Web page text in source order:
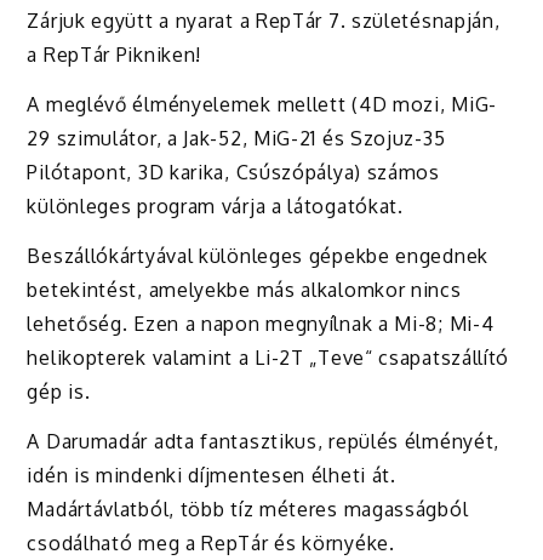
Zárjuk együtt a nyarat a RepTár 7. születésnapján,
a RepTár Pikniken!
A meglévő élményelemek mellett (4D mozi, MiG-
29 szimulátor, a Jak-52, MiG-21 és Szojuz-35
Pilótapont, 3D karika, Csúszópálya) számos
különleges program várja a látogatókat.
Beszállókártyával különleges gépekbe engednek
betekintést, amelyekbe más alkalomkor nincs
lehetőség. Ezen a napon megnyílnak a Mi-8; Mi-4
helikopterek valamint a Li-2T „Teve“ csapatszállító
gép is.
A Darumadár adta fantasztikus, repülés élményét,
idén is mindenki díjmentesen élheti át.
Madártávlatból, több tíz méteres magasságból
csodálható meg a RepTár és környéke.